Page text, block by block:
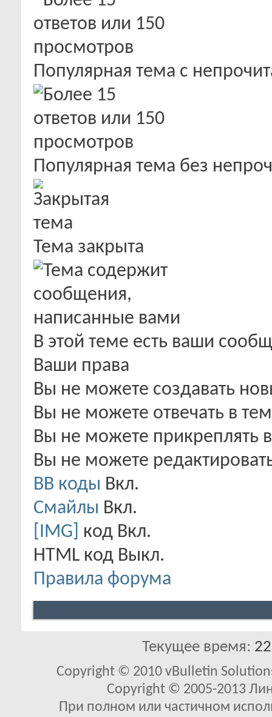
Популярная тема с
Популярная тема без
Тема закрыта
В этой теме есть ваши
Ваши права
Вы не можете создавать
Вы не можете отвечать в
Вы не можете прикреплять
Вы не можете
BB коды Вкл.
Смайлы Вкл.
[IMG]
код Вкл.
HTML код Выкл.
Правила форума
Текущее время:
Copyright © 2010 vBulletin
Copyright © 2005-2013
При полном или частичном